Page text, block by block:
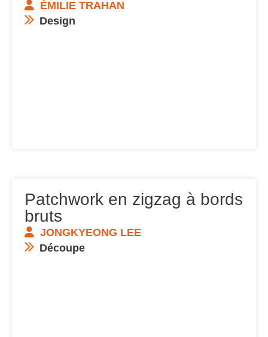
ÉMILIE TRAHAN
Design
Patchwork en zigzag à bords
bruts
JONGKYEONG LEE
Découpe